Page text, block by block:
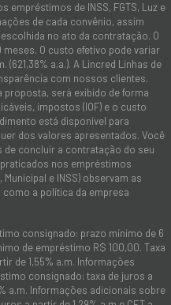
empréstimos de INSS, FGTS, Luz e
de cada convênio, assim
no ato da contratação. O
O custo efetivo pode variar
(621,38% a.a.). A Lincred Linhas de
com nossos clientes.
proposta, será exibido de forma
impostos (IOF) e o custo
está disponível para
dos valores apresentados. Você
de concluir a contratação do seu
nos empréstimos
e INSS) observam as
a política da empresa
consignado: prazo mínimo de 6
de empréstimo R$ 100,00. Taxa
de 1,55% a.m. Informações
consignado: taxa de juros a
a.m. Informações adicionais sobre